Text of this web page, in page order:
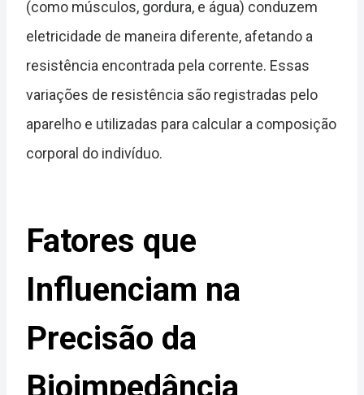
(como músculos, gordura, e água) conduzem
eletricidade de maneira diferente, afetando a
resistência encontrada pela corrente. Essas
variações de resistência são registradas pelo
aparelho e utilizadas para calcular a composição
corporal do indivíduo.
Fatores que
Influenciam na
Precisão da